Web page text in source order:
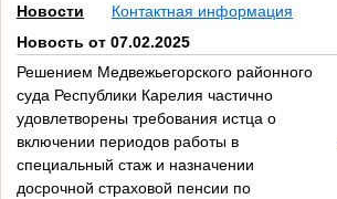
Новости
Контактная информация
Новость от 07.02.2025
Решением Медвежьегорского районного
суда Республики Карелия частично
удовлетворены требования истца о
включении периодов работы в
специальный стаж и назначении
досрочной страховой пенсии по